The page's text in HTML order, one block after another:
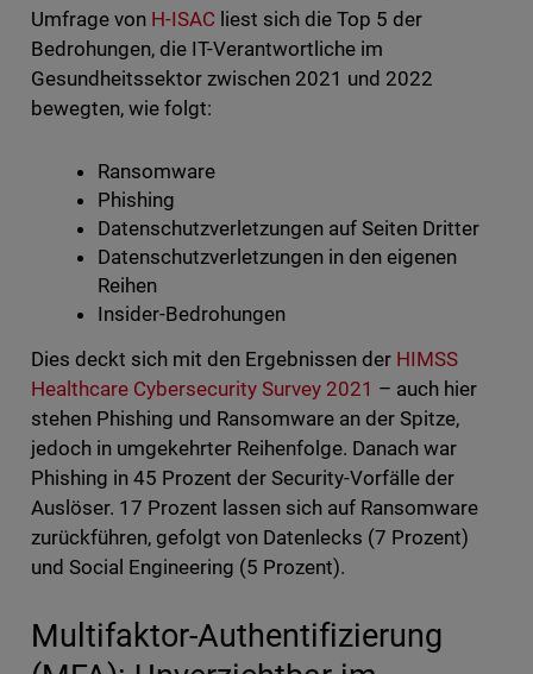
Umfrage von H-ISAC liest sich die Top 5 der
Bedrohungen, die IT-Verantwortliche im
Gesundheitssektor zwischen 2021 und 2022
bewegten, wie folgt:
Ransomware
Phishing
Datenschutzverletzungen auf Seiten Dritter
Datenschutzverletzungen in den eigenen
Reihen
Insider-Bedrohungen
Dies deckt sich mit den Ergebnissen der HIMSS
Healthcare Cybersecurity Survey 2021 – auch hier
stehen Phishing und Ransomware an der Spitze,
jedoch in umgekehrter Reihenfolge. Danach war
Phishing in 45 Prozent der Security-Vorfälle der
Auslöser. 17 Prozent lassen sich auf Ransomware
zurückführen, gefolgt von Datenlecks (7 Prozent)
und Social Engineering (5 Prozent).
Multifaktor-Authentifizierung